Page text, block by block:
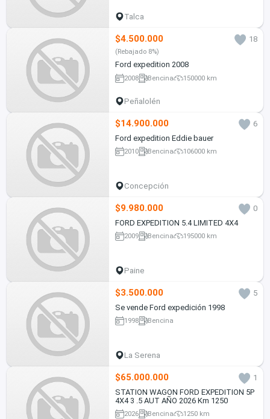
Talca
$4.500.000 18
(Rebajado 8%)
Ford expedition 2008
2008 Bencina 150000 km
Peñalolén
$14.900.000
6
Ford expedition Eddie bauer
2010 Bencina 106000 km
Concepción
$9.980.000
0
FORD EXPEDITION 5.4 LIMITED 4X4
2009 Bencina 195000 km
Paine
$3.500.000
5
Se vende Ford expedición 1998
1998 Bencina
La Serena
$65.000.000
1
STATION WAGON FORD EXPEDITION 5P
4X4 3 .5 AUT AÑO 2026 Km 1250
2026 Bencina 1250 km